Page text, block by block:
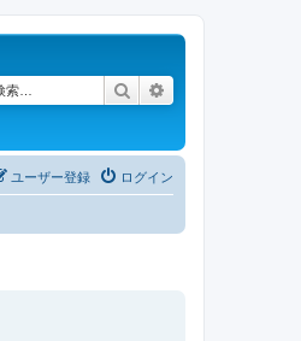
検索
ログイン
ユーザー登録